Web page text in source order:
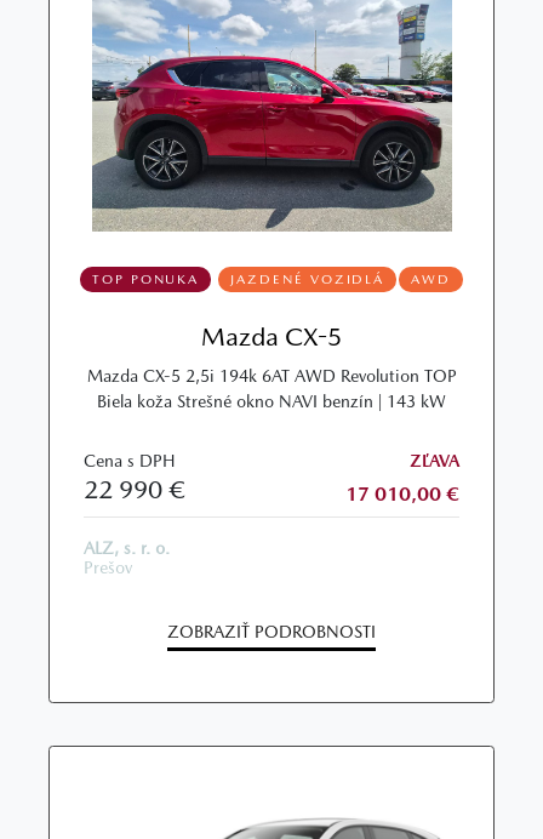
TOP PONUKA JAZDENÉ VOZIDLÁ AWD
Mazda CX-5
Mazda CX-5 2,5i 194k 6AT AWD Revolution TOP
Biela koža Strešné okno NAVI benzín | 143 kW
Cena s DPH
22 990 €
ZĽAVA
17 010,00 €
ALZ, s. r. o.
Prešov
ZOBRAZIŤ PODROBNOSTI